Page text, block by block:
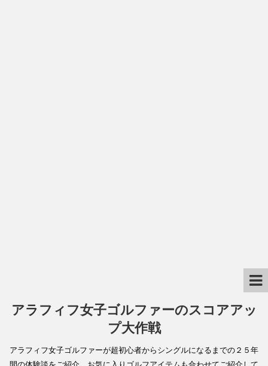
アラフィフ女子ゴルファーのスコアアッ
プ大作戦
アラフィフ女子ゴルファーが超初心者からシングルになるまでの２５年